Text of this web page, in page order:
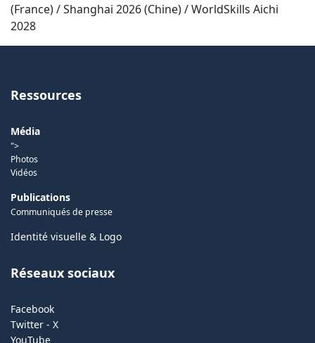
(France) / Shanghai 2026 (Chine) / WorldSkills Aichi
2028
Ressources
Média
">
Photos
Vidéos
Publications
Communiqués de presse
Identité visuelle & Logo
Réseaux sociaux
Facebook
Twitter - X
YouTube